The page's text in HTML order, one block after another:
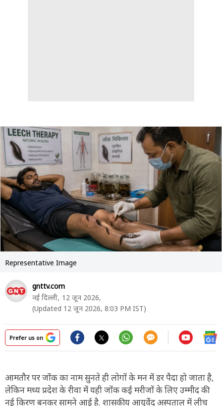
Representative Image
gnttv.com
नई दिल्ली, 12 जून 2026,
(Updated 12 जून 2026, 8:03 PM IST)
Prefer us on
आमतौर पर जोंक का नाम सुनते ही लोगों के मन में डर पैदा हो जाता है,
लेकिन मध्य प्रदेश के रीवा में यही जोंक कई मरीजों के लिए उम्मीद की
नई किरण बनकर सामने आई है. शासकीय आयुर्वेद अस्पताल में लीच